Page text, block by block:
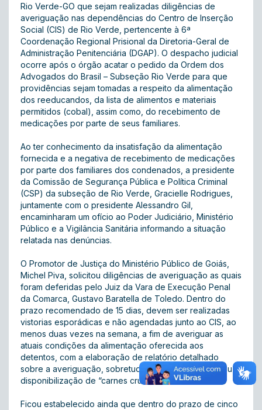
Rio Verde-GO que sejam realizadas diligências de
averiguação nas dependências do Centro de Inserção
Social (CIS) de Rio Verde, pertencente à 6ª
Coordenação Regional Prisional da Diretoria-Geral de
Administração Penitenciária (DGAP). O despacho judicial
ocorre após o órgão acatar o pedido da Ordem dos
Advogados do Brasil – Subseção Rio Verde para que
providências sejam tomadas a respeito da alimentação
dos reeducandos, da lista de alimentos e materiais
permitidos (cobal), assim como, do recebimento de
medicações por parte de seus familiares.
Ao ter conhecimento da insatisfação da alimentação
fornecida e a negativa de recebimento de medicações
por parte dos familiares dos condenados, a presidente
da Comissão de Segurança Pública e Política Criminal
(CSP) da subseção de Rio Verde, Gracielle Rodrigues,
juntamente com o presidente Alessandro Gil,
encaminharam um ofício ao Poder Judiciário, Ministério
Público e a Vigilância Sanitária informando a situação
relatada nas denúncias.
O Promotor de Justiça do Ministério Público de Goiás,
Michel Piva, solicitou diligências de averiguação as quais
foram deferidas pelo Juiz da Vara de Execução Penal
da Comarca, Gustavo Baratella de Toledo. Dentro do
prazo recomendado de 15 dias, devem ser realizadas
vistorias esporádicas e não agendadas junto ao CIS, ao
menos duas vezes na semana, a fim de averiguar as
atuais condições da alimentação oferecida aos
detentos, com a elaboração de relatório detalhado
sobre a averiguação, sobretudo sobre a existência ou
disponibilização de “carnes cruas”.
Ficou estabelecido ainda que dentro do prazo de cinco